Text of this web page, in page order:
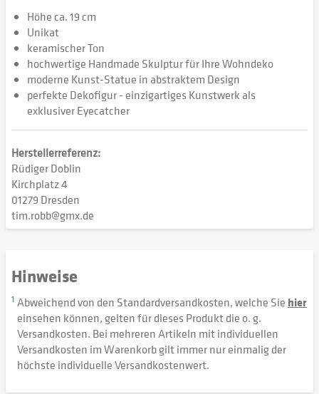
Höhe ca. 19 cm
Unikat
keramischer Ton
hochwertige Handmade Skulptur für Ihre Wohndeko
moderne Kunst-Statue in abstraktem Design
perfekte Dekofigur - einzigartiges Kunstwerk als
exklusiver Eyecatcher
Herstellerreferenz:
Rüdiger Doblin
Kirchplatz 4
01279 Dresden
tim.robb@gmx.de
Hinweise
1 Abweichend von den Standardversandkosten, welche Sie hier
einsehen können, gelten für dieses Produkt die o. g.
Versandkosten. Bei mehreren Artikeln mit individuellen
Versandkosten im Warenkorb gilt immer nur einmalig der
höchste individuelle Versandkostenwert.